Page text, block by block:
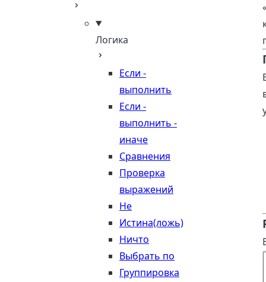
Логика
Если -
выполнить
Если -
выполнить -
иначе
Сравнения
Проверка
выражений
Не
Истина(ложь)
Ничто
Выбрать по
Группировка